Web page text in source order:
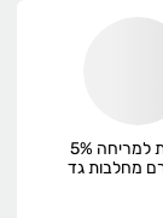
בולגרית למריחה 5%